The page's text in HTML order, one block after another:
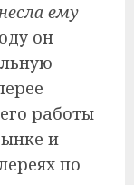
ему
он
работы
и
по